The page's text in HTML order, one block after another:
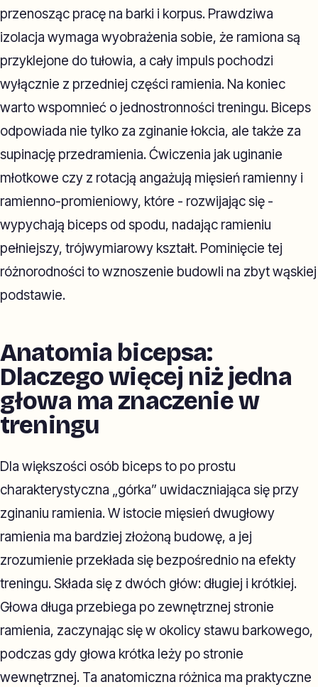
przenosząc pracę na barki i korpus. Prawdziwa
izolacja wymaga wyobrażenia sobie, że ramiona są
przyklejone do tułowia, a cały impuls pochodzi
wyłącznie z przedniej części ramienia. Na koniec
warto wspomnieć o jednostronności treningu. Biceps
odpowiada nie tylko za zginanie łokcia, ale także za
supinację przedramienia. Ćwiczenia jak uginanie
młotkowe czy z rotacją angażują mięsień ramienny i
ramienno-promieniowy, które - rozwijając się -
wypychają biceps od spodu, nadając ramieniu
pełniejszy, trójwymiarowy kształt. Pominięcie tej
różnorodności to wznoszenie budowli na zbyt wąskiej
podstawie.
Anatomia bicepsa:
Dlaczego więcej niż jedna
głowa ma znaczenie w
treningu
Dla większości osób biceps to po prostu
charakterystyczna „górka” uwidaczniająca się przy
zginaniu ramienia. W istocie mięsień dwugłowy
ramienia ma bardziej złożoną budowę, a jej
zrozumienie przekłada się bezpośrednio na efekty
treningu. Składa się z dwóch głów: długiej i krótkiej.
Głowa długa przebiega po zewnętrznej stronie
ramienia, zaczynając się w okolicy stawu barkowego,
podczas gdy głowa krótka leży po stronie
wewnętrznej. Ta anatomiczna różnica ma praktyczne